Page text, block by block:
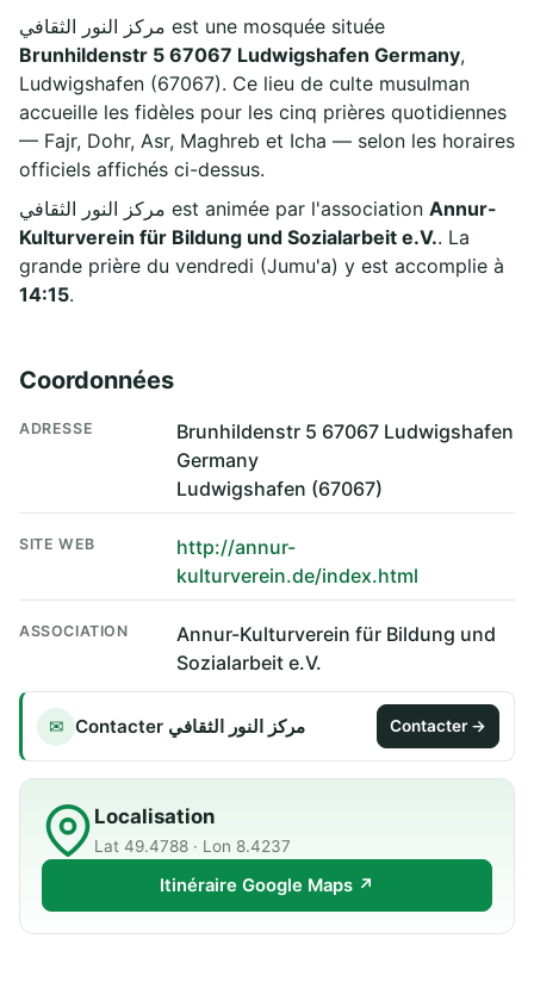
مركز النور الثقافي est une mosquée située
Brunhildenstr 5 67067 Ludwigshafen Germany,
Ludwigshafen (67067). Ce lieu de culte musulman
accueille les fidèles pour les cinq prières quotidiennes
— Fajr, Dohr, Asr, Maghreb et Icha — selon les horaires
officiels affichés ci-dessus.
مركز النور الثقافي est animée par l'association Annur-
Kulturverein für Bildung und Sozialarbeit e.V.. La
grande prière du vendredi (Jumu'a) y est accomplie à
14:15.
Coordonnées
ADRESSE
Brunhildenstr 5 67067 Ludwigshafen
Germany
Ludwigshafen (67067)
SITE WEB
http://annur-
kulturverein.de/index.html
ASSOCIATION
Annur-Kulturverein für Bildung und
Sozialarbeit e.V.
✉ Contacter مركز النور الثقافي Contacter →
Localisation
Lat 49.4788 · Lon 8.4237
Itinéraire Google Maps ↗